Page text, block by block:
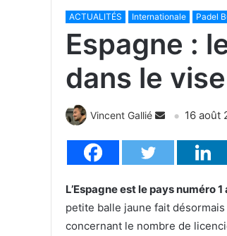
ACTUALITÉS Internationale Padel
Espagne :
dans le
Vincent Gallié 16 août
L’Espagne est le pays numéro
petite balle jaune fait
concernant le nombre de